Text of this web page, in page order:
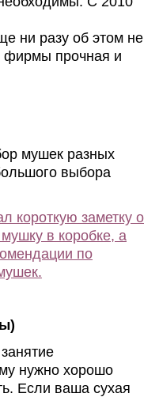
ни разу об этом не
фирмы прочная и
мушек разных
выбора
короткую заметку о
в коробке, а
по
нужно хорошо
Если ваша сухая